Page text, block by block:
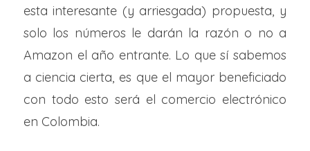
esta interesante (y arriesgada) propuesta, y
solo los números le darán la razón o no a
Amazon el año entrante. Lo que sí sabemos
a ciencia cierta, es que el mayor beneficiado
con todo esto será el comercio electrónico
en Colombia.